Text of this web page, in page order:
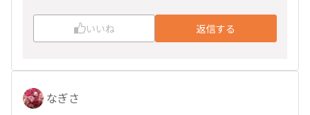
いいね 返信する
なぎさ